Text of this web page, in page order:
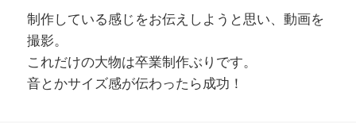
制作している感じをお伝えしようと思い、動画を
撮影。
これだけの大物は卒業制作ぶりです。
音とかサイズ感が伝わったら成功！